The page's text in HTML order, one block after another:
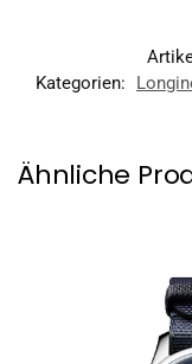
Kategorien:
Ähnliche